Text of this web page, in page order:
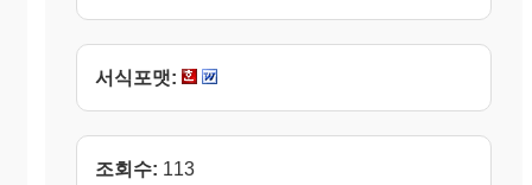
서식포맷:
조회수: 113